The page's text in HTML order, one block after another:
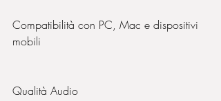
Compatibilità con PC, Mac e dispositivi
mobili
Qualità Audio